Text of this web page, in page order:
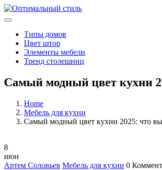
Типы домов
Цвет штор
Элементы мебели
Тренд столешниц
Самый модный цвет кухни
Home
Мебель для кухни
Самый модный цвет кухни 2025: что
8
июн
Артем Соловьев Мебель для кухни 0